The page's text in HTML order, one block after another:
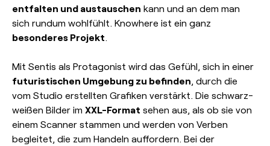
entfalten und austauschen kann und an dem man
sich rundum wohlfühlt. Knowhere ist ein ganz
besonderes Projekt
Mit Sentis als Protagonist wird das Gefühl, sich in einer
futuristischen Umgebung zu befinden , durch die
vom Studio erstellten Grafiken verstärkt. Die schwarz-
weißen Bilder im XXL-Format sehen aus, als ob sie von
einem Scanner stammen und werden von Verben
begleitet, die zum Handeln auffordern. Bei der